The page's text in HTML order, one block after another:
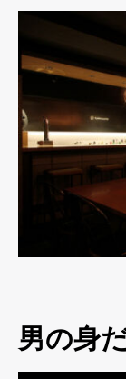
男の身